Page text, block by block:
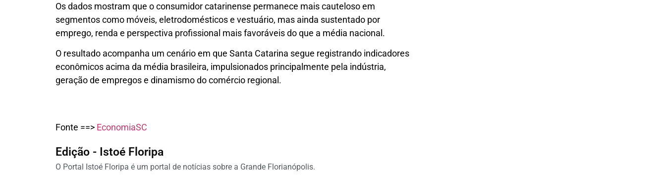
Os dados mostram que o consumidor catarinense permanece mais cauteloso em
segmentos como móveis, eletrodomésticos e vestuário, mas ainda sustentado por
emprego, renda e perspectiva profissional mais favoráveis do que a média nacional.
O resultado acompanha um cenário em que Santa Catarina segue registrando indicadores
econômicos acima da média brasileira, impulsionados principalmente pela indústria,
geração de empregos e dinamismo do comércio regional.
Fonte ==> EconomiaSC
Edição - Istoé Floripa
O Portal Istoé Floripa é um portal de notícias sobre a Grande Florianópolis.